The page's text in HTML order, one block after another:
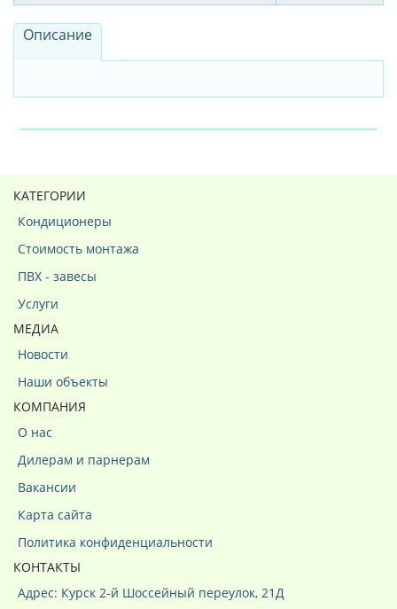
Описание
КАТЕГОРИИ
Кондиционеры
Стоимость монтажа
ПВХ - завесы
Услуги
МЕДИА
Новости
Наши объекты
КОМПАНИЯ
О нас
Дилерам и парнерам
Вакансии
Карта сайта
Политика конфиденциальности
КОНТАКТЫ
Адрес: Курск 2-й Шоссейный переулок, 21Д